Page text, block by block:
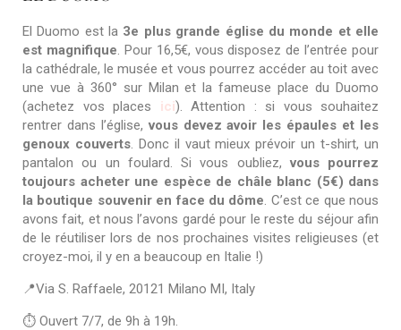
El Duomo est la 3e plus grande église du monde et elle
est magnifique . Pour 16,5€, vous disposez de l’entrée pour
la cathédrale, le musée et vous pourrez accéder au toit avec
une vue à 360° sur Milan et la fameuse place du Duomo
(achetez vos places
ici). Attention : si vous souhaitez
rentrer dans l’église,vous devez avoir les épaules et les
genoux couverts. Donc il vaut mieux prévoir un t-shirt, un
pantalon ou un foulard. Si vous oubliez,vous pourrez
toujours acheter une espèce de châle blanc (5€) dans
la boutique souvenir en face du dôme . C’est ce que nous
avons fait, et nous l’avons gardé pour le reste du séjour afin
de le réutiliser lors de nos prochaines visites religieuses (et
croyez-moi, il y en a beaucoup en Italie !)
📍Via S. Raffaele, 20121 Milano MI, Italy
⏱ Ouvert 7/7, de 9h à 19h.